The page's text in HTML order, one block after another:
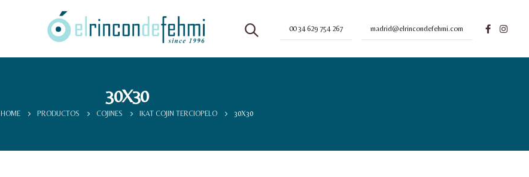
00 34 629 754 267 madrid@elrincondefehmi.com
30X30
HOME PRODUCTOS COJINES IKAT COJIN TERCIOPELO 30X30